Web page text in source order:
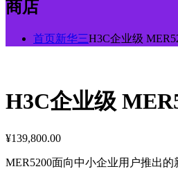
商店
首页新华三H3C企业级
H3C企业级
¥139,800.00
MER5200面向中小企业用户推出